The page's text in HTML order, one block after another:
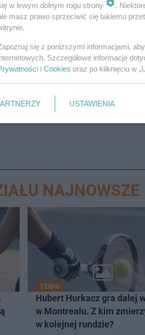
NAJNOWSZE
TENIS
Hubert Hurkacz gra dalej
w Montrealu. Z kim
w kolejnej rundzie?
w lewym dolnym rogu strony
.
masz prawo sprzeciwić się takiemu
się z poniższymi informacjami,
Szczegółowe informacje
i Cookies oraz po kliknięciu w
USTAWIENIA